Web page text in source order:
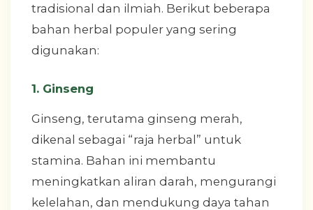
tradisional dan ilmiah. Berikut beberapa
bahan herbal populer yang sering
digunakan:
1. Ginseng
Ginseng, terutama ginseng merah,
dikenal sebagai “raja herbal” untuk
stamina. Bahan ini membantu
meningkatkan aliran darah, mengurangi
kelelahan, dan mendukung daya tahan